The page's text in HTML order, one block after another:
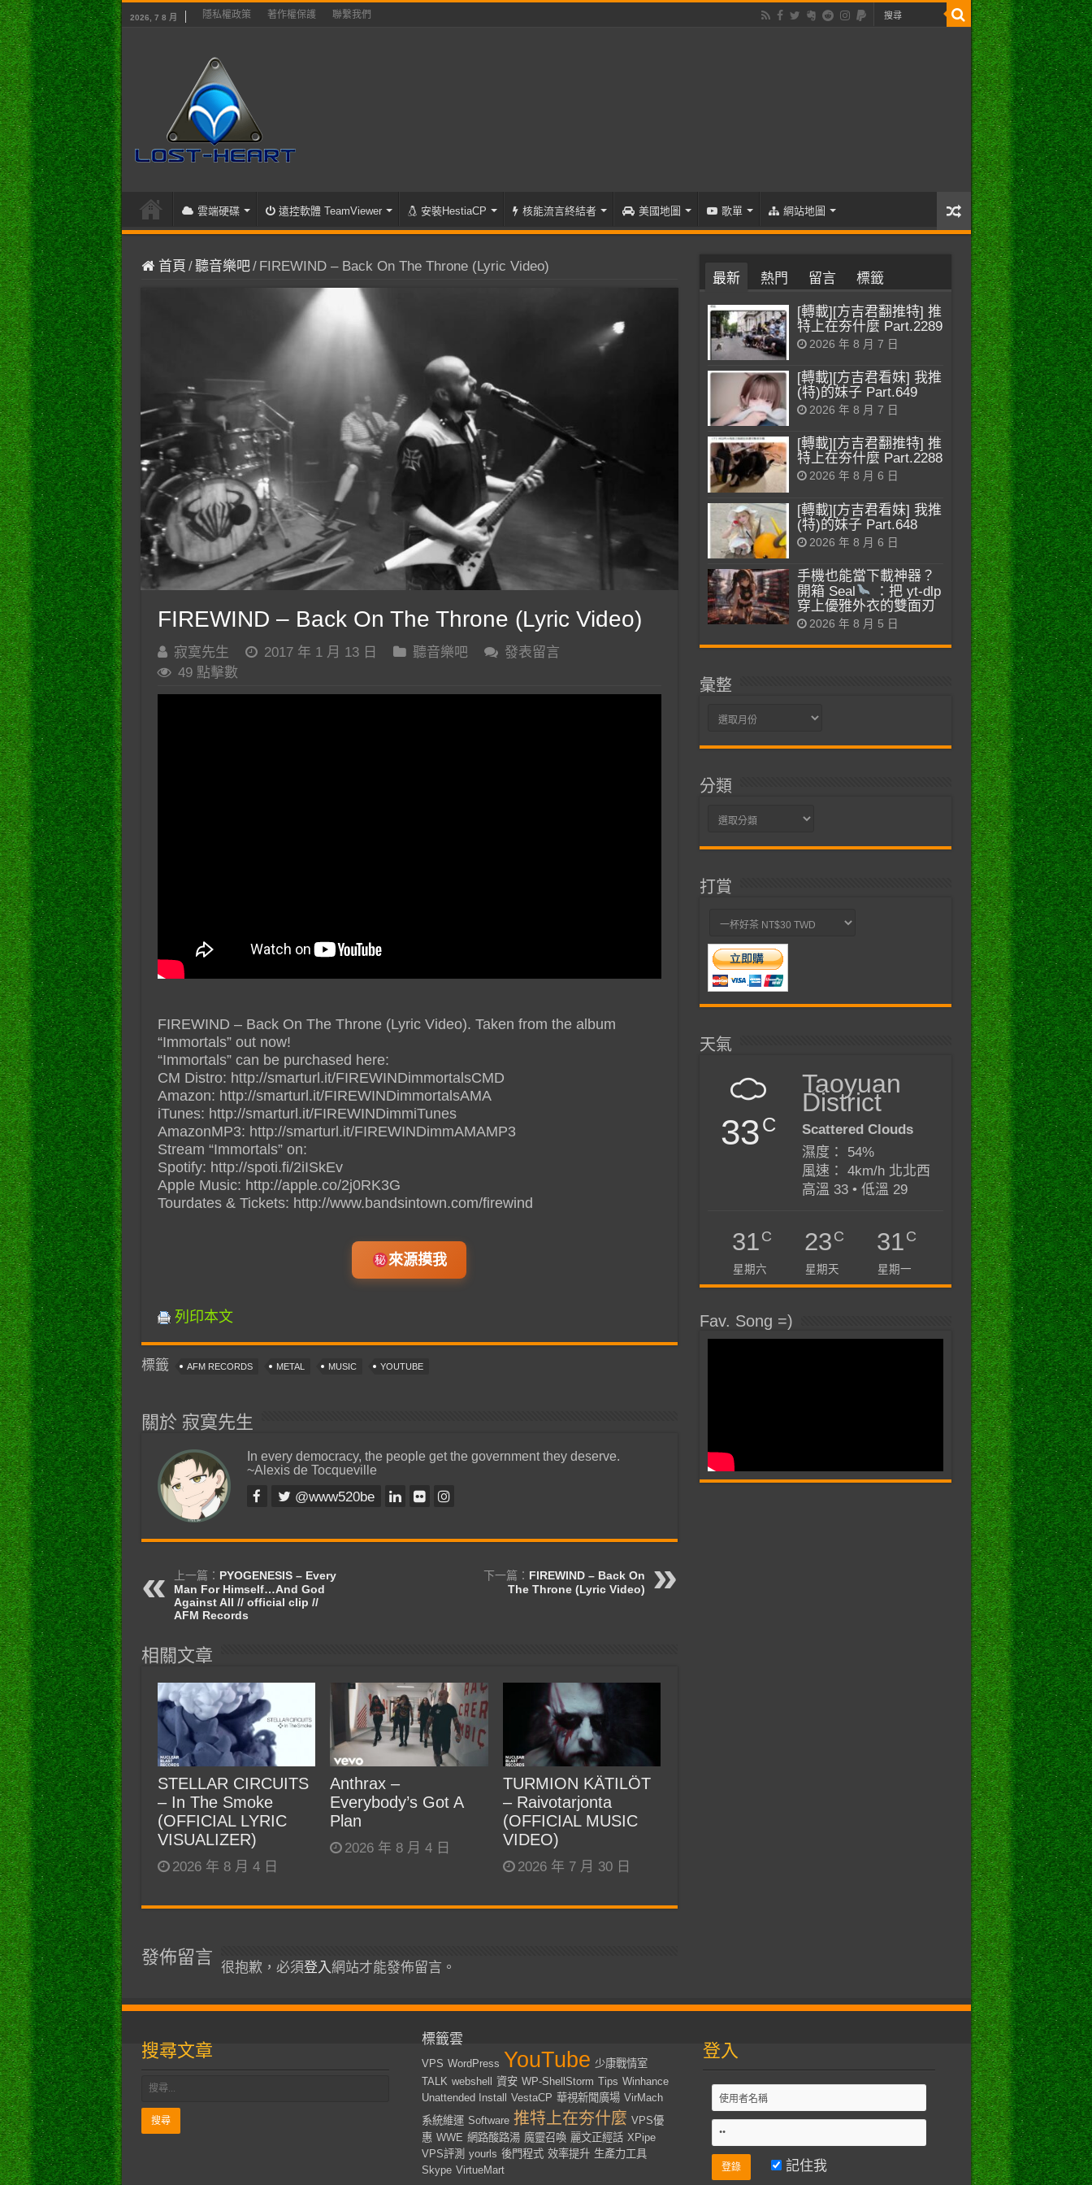
2026, 7 8 月 隱私權政策 著作權保護 聯繫我們
雲端硬碟 遠控軟體 TeamViewer 安裝HestiaCP 核能流言終結者 美國地圖 歌單 網站地圖
首頁 /聽音樂吧/ FIREWIND – Back On The Throne (Lyric Video)
FIREWIND – Back On The Throne (Lyric Video)
寂寞先生 2017 年 1 月 13 日 聽音樂吧
發表留言
49 點擊數
FIREWIND – Back On The Throne (Lyric Video). Taken from the album
“Immortals” out now!
“Immortals” can be purchased here:
CM Distro: http://smarturl.it/FIREWINDimmortalsCMD
Amazon: http://smarturl.it/FIREWINDimmortalsAMA
iTunes: http://smarturl.it/FIREWINDimmiTunes
AmazonMP3: http://smarturl.it/FIREWINDimmAMAMP3
Stream “Immortals” on:
Spotify: http://spoti.fi/2iISkEv
Apple Music: http://apple.co/2j0RK3G
Tourdates & Tickets: http://www.bandsintown.com/firewind
來源摸我
列印本文
標籤 AFM RECORDS METAL MUSIC YOUTUBE
關於 寂寞先生
In every democracy, the people get the government they deserve.
~Alexis de Tocqueville
@www520be
上一篇： PYOGENESIS – Every
Man For Himself…And God
Against All // official clip //
AFM Records
下一篇： FIREWIND – Back On
The Throne (Lyric Video)
相關文章
STELLAR CIRCUITS
– In The Smoke
(OFFICIAL LYRIC
VISUALIZER)
2026 年 8 月 4 日
Anthrax –
Everybody’s Got A
Plan
2026 年 8 月 4 日
TURMION KÄTILÖT
– Raivotarjonta
(OFFICIAL MUSIC
VIDEO)
2026 年 7 月 30 日
發佈留言
很抱歉，必須登入網站才能發佈留言。
最新 熱門 留言 標籤
[轉載][方吉君翻推特] 推
特上在夯什麼 Part.2289
2026 年 8 月 7 日
[轉載][方吉君看妹] 我推
(特)的妹子 Part.649
2026 年 8 月 7 日
[轉載][方吉君翻推特] 推
特上在夯什麼 Part.2288
2026 年 8 月 6 日
[轉載][方吉君看妹] 我推
(特)的妹子 Part.648
2026 年 8 月 6 日
手機也能當下載神器？
開箱 Seal
：把 yt-dlp
穿上優雅外衣的雙面刃
2026 年 8 月 5 日
彙整
彙
分類
分
打賞
天氣
33C
Taoyuan
District
Scattered Clouds
濕度： 54%
風速： 4km/h 北北西
高溫 33 • 低溫 29
31C
星期六
23C
星期天
31C
星期一
Fav. Song =)
搜尋文章
標籤雲
VPS WordPress YouTube 少康戰情室
TALK webshell 資安 WP-ShellStorm Tips Winhance
Unattended Install
VestaCP 華視新聞廣場 VirMach
系統維運 Software 推特上在夯什麼 VPS優
惠 WWE 網路酸路湯 魔靈召喚 麗文正經話 XPipe
VPS評測 yourls 後門程式 效率提升 生產力工具
Skype VirtueMart
登入
記住我